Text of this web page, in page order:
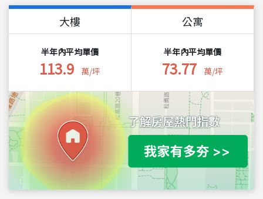
大樓
半年內平均單價
113.9 萬/坪
公寓
半年內平均單價
73.77 萬/坪